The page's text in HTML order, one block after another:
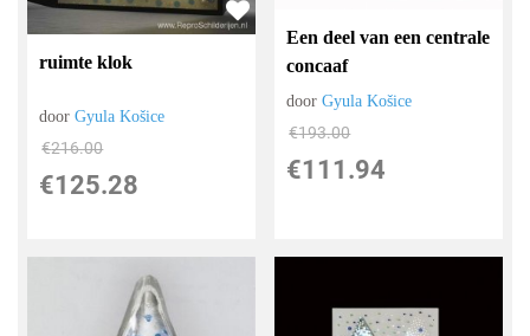
ruimte klok
doorGyula Košice
€216.00
€125.28
Een deel van een centrale
concaaf
doorGyula Košice
€193.00
€111.94